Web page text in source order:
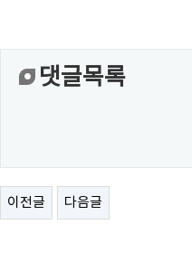
댓글목록
이전글 다음글